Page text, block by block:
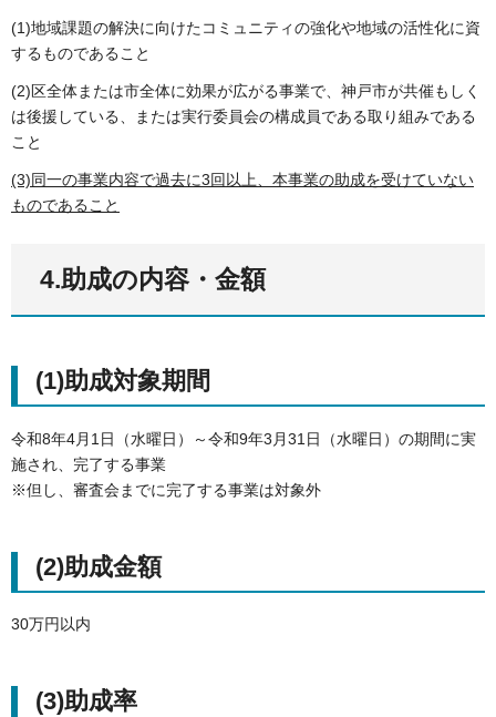
(1)地域課題の解決に向けたコミュニティの強化や地域の活性化に資
するものであること
(2)区全体または市全体に効果が広がる事業で、神戸市が共催もしく
は後援している、または実行委員会の構成員である取り組みである
こと
(3)同一の事業内容で過去に3回以上、本事業の助成を受けていない
ものであること
4.助成の内容・金額
(1)助成対象期間
令和8年4月1日（水曜日）～令和9年3月31日（水曜日）の期間に実
施され、完了する事業
※但し、審査会までに完了する事業は対象外
(2)助成金額
30万円以内
(3)助成率